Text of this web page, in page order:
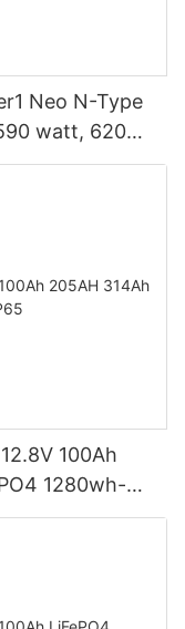
Neo N-Type
watt, 620
hai mặt.
100Ah
1280wh-